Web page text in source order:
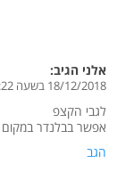
אלני הגיב:
18/12/2018 בשעה 15:22
לגבי הקצפ
אפשר בבלנדר במקום
הגב